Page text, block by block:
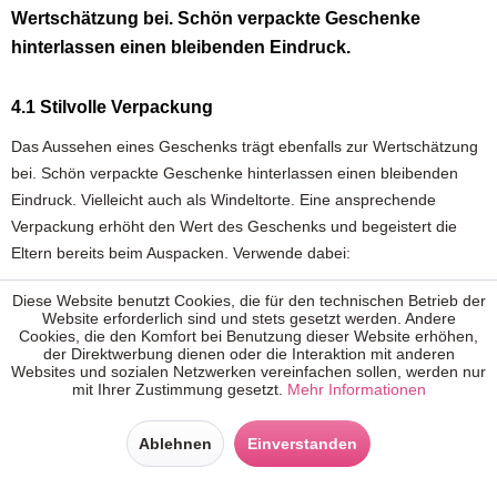
Wertschätzung bei. Schön verpackte Geschenke
hinterlassen einen bleibenden Eindruck.
4.1 Stilvolle Verpackung
Das Aussehen eines Geschenks trägt ebenfalls zur Wertschätzung
bei. Schön verpackte Geschenke hinterlassen einen bleibenden
Eindruck. Vielleicht auch als Windeltorte. Eine ansprechende
Verpackung erhöht den Wert des Geschenks und begeistert die
Eltern bereits beim Auspacken. Verwende dabei:
In einem personalisierten Körbchen überbracht: Funktional im
Alltag und eine stillvole Verpackung für dein Geschenk
Wunderschönes Geschenkpapier: Wähle Muster oder Farben,
die zum Thema der Babyparty passen.
persönliche Note und machen es noch ansprechender.
Kreative Karten: Füge eine handgeschriebene Karte oder eine
Diese Website benutzt Cookies, die für den technischen Betrieb der
Website erforderlich sind und stets gesetzt werden. Andere
Cookies, die den Komfort bei Benutzung dieser Website erhöhen,
der Direktwerbung dienen oder die Interaktion mit anderen
Websites und sozialen Netzwerken vereinfachen sollen, werden nur
mit Ihrer Zustimmung gesetzt. Mehr Informationen
Ablehnen Einverstanden